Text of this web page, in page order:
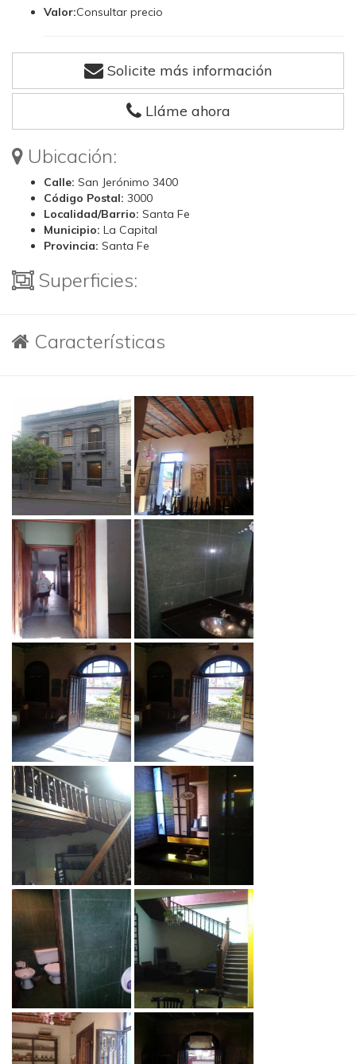
Valor:Consultar precio
Solicite más información
Lláme ahora
Ubicación:
Calle: San Jerónimo 3400
Código Postal: 3000
Localidad/Barrio: Santa Fe
Municipio: La Capital
Provincia: Santa Fe
Superficies:
Características